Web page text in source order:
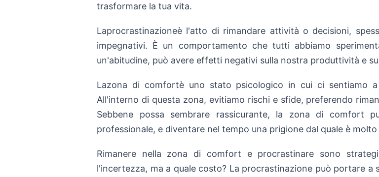
trasformare la tua vita.
Laprocrastinazioneè l'atto di rimandare attività o decisioni,
impegnativi. È un comportamento che tutti abbiamo
un'abitudine, può avere effetti negativi sulla nostra produttività e
Lazona di comfortè uno stato psicologico in cui ci sentiamo
All'interno di questa zona, evitiamo rischi e sfide, preferendo
Sebbene possa sembrare rassicurante, la zona di comfort
professionale, e diventare nel tempo una prigione dal quale è
Rimanere nella zona di comfort e procrastinare sono
l'incertezza, ma a quale costo? La procrastinazione può portare a